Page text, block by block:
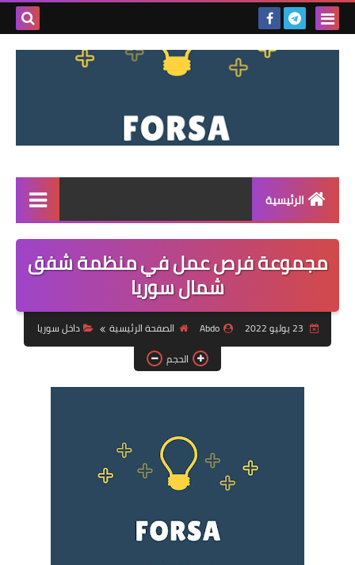
بحث
الرئيسية
القائمة
مناقصات
فرص عمل داخل سوريا
فرص عمل في تركيا
فرص عمل في العراق
فرص عمل في السودان
دورات تدريبية
مجموعة فرص عمل في منظمة شفق
شمال سوريا
Abdo الصفحة الرئيسية
داخل سوريا
الحجم